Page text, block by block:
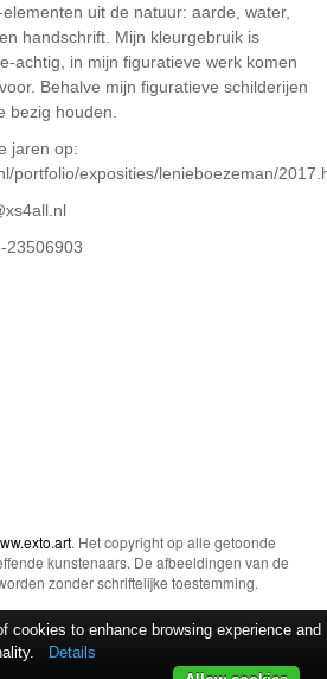
uit de natuur: aarde, water,
handschrift. Mijn kleurgebruik is
achtig, in mijn figuratieve werk komen
Behalve mijn figuratieve schilderijen
bezig houden.
jaren op:
portfolio/exposities/lenieboezeman/
op: 06-23506903
. Het copyright op alle getoonde
kunstenaars. De afbeeldingen van de
zonder schriftelijke toestemming.
cookies to enhance browsing experience and
Details